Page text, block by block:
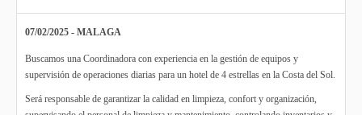
07/02/2025 - MALAGA
Buscamos una Coordinadora con experiencia en la gestión de equipos y
supervisión de operaciones diarias para un hotel de 4 estrellas en la Costa del Sol.
Será responsable de garantizar la calidad en limpieza, confort y organización,